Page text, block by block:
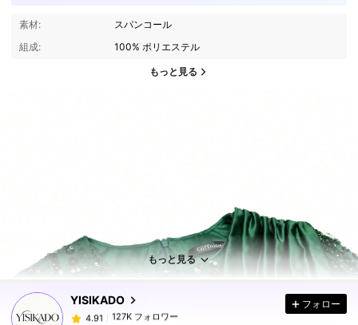
素材:
スパンコール
組成:
100% ポリエステル
もっと見る
もっと見る
YISIKADO
4.91 127K フォロワー
4.91
127K フォロワー
a***3 は1日前に購入しました
フォロー